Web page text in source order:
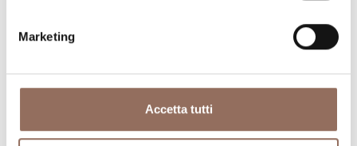
Marketing
Accetta tutti
La tua vacanza
Pianifica dove dormire, dove mangiare, cosa fare e
visitare in ogni angolo di Langhe Monferrato Roero, con